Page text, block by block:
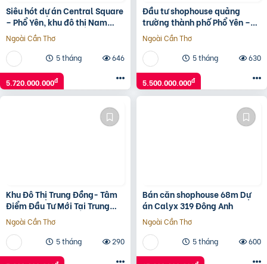
Siêu hót dự án Central Square
– Phổ Yên, khu đô thị Nam
Thái – chủ đầu tư Taseco
Land
Ngoài Cần Thơ
5 tháng
646
5.720.000.000đ
Đầu tư shophouse quảng
trường thành phố Phổ Yên –
tài sản truyền đời khẳng định
đẳng cấp
Ngoài Cần Thơ
5 tháng
630
5.500.000.000đ
Khu Đô Thị Trung Đồng- Tâm
Điểm Đầu Tư Mới Tại Trung
Đồng – Việt Yên
Ngoài Cần Thơ
5 tháng
290
Bán căn shophouse 68m Dự
án Calyx 319 Đông Anh
Ngoài Cần Thơ
5 tháng
600